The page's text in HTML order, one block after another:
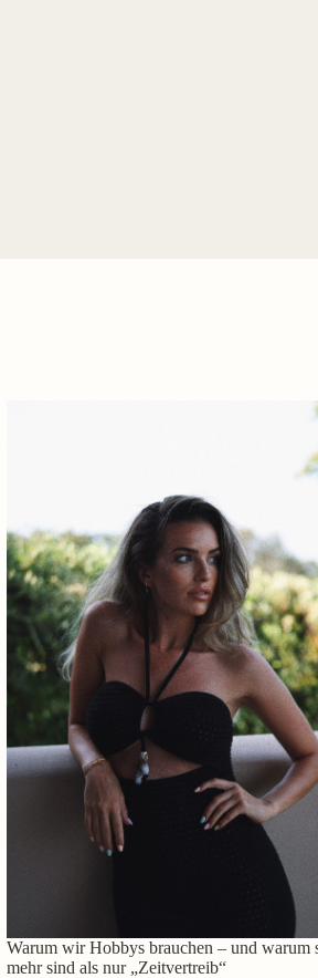
Warum wir Hobbys brauchen – und warum
mehr sind als nur „Zeitvertreib“